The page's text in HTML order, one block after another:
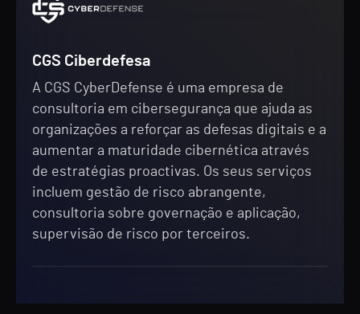
CGS Ciberdefesa
A CGS CyberDefense é uma empresa de
consultoria em cibersegurança que ajuda as
organizações a reforçar as defesas digitais e a
aumentar a maturidade cibernética através
de estratégias proactivas. Os seus serviços
incluem gestão de risco abrangente,
consultoria sobre governação e aplicação,
supervisão de risco por terceiros.